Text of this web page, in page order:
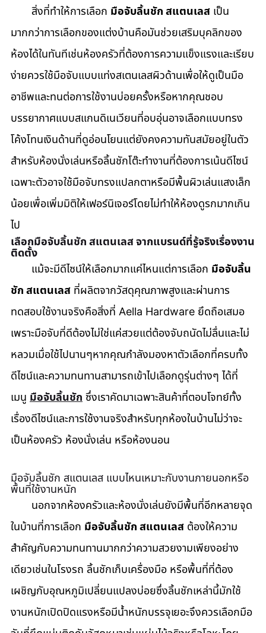
       สิ่งที่ทำให้การเลือก
มือจับลิ้นชัก สแตนเลส เป็น
มากกว่าการเลือกของแต่งบ้านคือมันช่วยเสริมบุคลิกของ
ห้องได้ในทันทีเช่นห้องครัวที่ต้องการความแข็งแรงและเรียบ
ง่ายควรใช้มือจับแบบแท่งสเตนเลสผิวด้านเพื่อให้ดูเป็นมือ
อาชีพและทนต่อการใช้งานบ่อยครั้งหรือหากคุณชอบ
บรรยากาศแบบสแกนดิเนเวียนที่อบอุ่นอาจเลือกแบบทรง
โค้งโทนเงินด้านที่ดูอ่อนโยนแต่ยังคงความทันสมัยอยู่ในตัว
สำหรับห้องนั่งเล่นหรือลิ้นชักโต๊ะทำงานที่ต้องการเน้นดีไซน์
เฉพาะตัวอาจใช้มือจับทรงแปลกตาหรือมีพื้นผิวเล่นแสงเล็ก
น้อยเพื่อเพิ่มมิติให้เฟอร์นิเจอร์โดยไม่ทำให้ห้องดูรกมากเกิน
ไป
เลือกมือจับลิ้นชัก สแตนเลส จากแบรนด์ที่รู้จริงเรื่องงาน
ติดตั้ง
       แม้จะมีดีไซน์ให้เลือกมากแค่ไหนแต่การเลือก
มือจับลิ้น
ชัก สแตนเลส ที่ผลิตจากวัสดุคุณภาพสูงและผ่านการ
ทดสอบใช้งานจริงคือสิ่งที่ Aella Hardware ยึดถือเสมอ
เพราะมือจับที่ดีต้องไม่ใช่แค่สวยแต่ต้องจับถนัดไม่ลื่นและไม่
หลวมเมื่อใช้ไปนานๆหากคุณกำลังมองหาตัวเลือกที่ครบทั้ง
ดีไซน์และความทนทานสามารถเข้าไปเลือกดูรุ่นต่างๆ ได้ที่
เมนู มือจับลิ้นชัก ซึ่งเราคัดมาเฉพาะสินค้าที่ตอบโจทย์ทั้ง
เรื่องดีไซน์และการใช้งานจริงสำหรับทุกห้องในบ้านไม่ว่าจะ
เป็นห้องครัว ห้องนั่งเล่น หรือห้องนอน
มือจับลิ้นชัก สแตนเลส แบบไหนเหมาะกับงานภายนอกหรือ
พื้นที่ใช้งานหนัก
ในบ้านที่การเลือก มือจับลิ้นชัก สแตนเลส ต้องให้ความ
สำคัญกับความทนทานมากกว่าความสวยงามเพียงอย่าง
เดียวเช่นในโรงรถ ลิ้นชักเก็บเครื่องมือ หรือพื้นที่ที่ต้อง
เผชิญกับอุณหภูมิเปลี่ยนแปลงบ่อยซึ่งลิ้นชักเหล่านี้มักใช้
งานหนักเปิดปิดแรงหรือมีน้ำหนักบรรจุเยอะจึงควรเลือกมือ